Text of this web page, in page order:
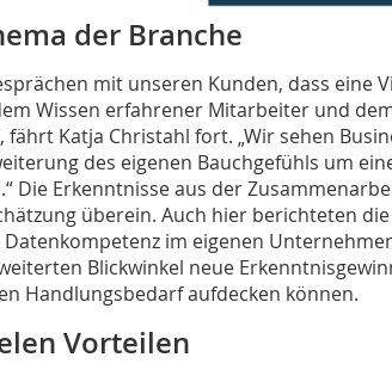
der Branche
mit unseren Kunden, dass eine
Wissen erfahrener Mitarbeiter und
Katja Christahl fort. „Wir sehen
des eigenen Bauchgefühls um
Die Erkenntnisse aus der
überein. Auch hier berichteten
Datenkompetenz im eigenen
Blickwinkel neue
Handlungsbedarf aufdecken können.
Vorteilen